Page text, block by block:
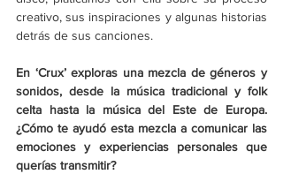
creativo, sus inspiraciones y algunas historias
detrás de sus canciones.
En ‘Crux’ exploras una mezcla de géneros y
sonidos, desde la música tradicional y folk
celta hasta la música del Este de Europa.
¿Cómo te ayudó esta mezcla a comunicar las
emociones y experiencias personales que
querías transmitir?